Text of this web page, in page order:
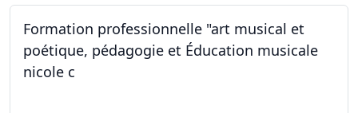
Formation professionnelle "art musical et
poétique, pédagogie et Éducation musicale
nicole c